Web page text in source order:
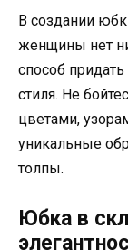
В создании
женщины нет
способ
стиля. Не
цветами,
уникальные
толпы.
Юбка в